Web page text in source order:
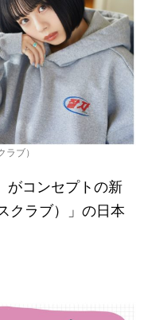
ブ）
がコンセプトの新
クラブ）」の日本